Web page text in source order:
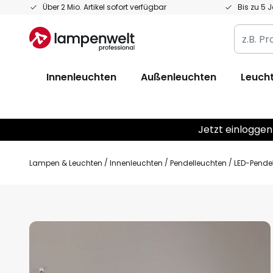
Über 2 Mio. Artikel sofort verfügbar Bis zu 5
Zum
springen
z.B.
Produkt,
EAN
Innenleuchten Außenleuchten
Jetzt
Lampen & Leuchten Innenleuchten Pendelleuchten LED-
Zum